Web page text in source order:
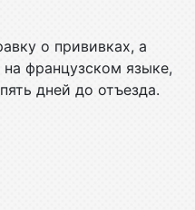
о прививках, а
французском языке,
дней до отъезда.